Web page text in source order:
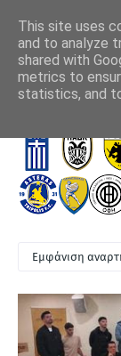
Ε
Υ
Ι
Α
Ν
ΑΕΚ - Athens
Εμφάνιση
This site uses
and to analyze
shared with
metrics to
statistics, and